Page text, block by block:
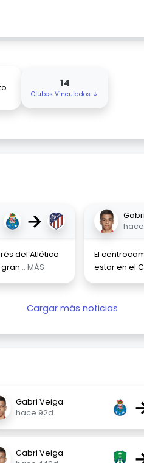
14
Clubes Vinculados ↓
→
del Atlético
... MÁS
El
estar en el
Cargar más noticias
Gabri Veiga
hace 92d
Gabri Veiga